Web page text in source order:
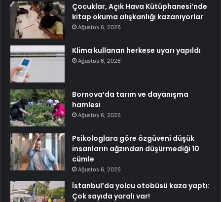
Çocuklar, Açık Hava Kütüphanesi’nde
kitap okuma alışkanlığı kazanıyorlar
Ağustos 6, 2026
Klima kullanan herkese uyarı yapıldı
Ağustos 6, 2026
Bornova’da tarım ve dayanışma
hamlesi
Ağustos 6, 2026
Psikologlara göre özgüveni düşük
insanların ağzından düşürmediği 10
cümle
Ağustos 6, 2026
İstanbul’da yolcu otobüsü kaza yaptı:
Çok sayıda yaralı var!